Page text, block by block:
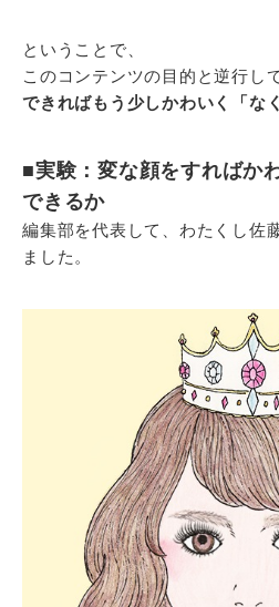
ということで、
このコンテンツの目的と逆行して
できればもう少しかわいく「な
■実験：変な顔をすればか
できるか
編集部を代表して、わたくし佐
ました。